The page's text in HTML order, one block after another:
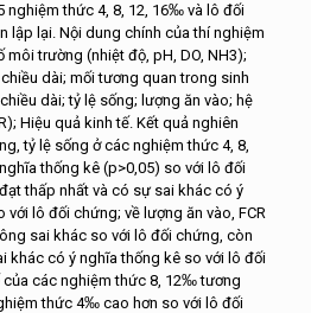
nghiệm thức 4, 8, 12, 16‰ và lô đối
lập lại. Nội dung chính của thí nghiệm
môi trường (nhiệt độ, pH, DO, NH3);
dài; mối tương quan trong sinh
dài; tỷ lệ sống; lượng ăn vào; hệ
Hiệu quả kinh tế. Kết quả nghiên
tỷ lệ sống ở các nghiệm thức 4, 8,
thống kê (p>0,05) so với lô đối
thấp nhất và có sự sai khác có ý
lô đối chứng; về lượng ăn vào, FCR
sai khác so với lô đối chứng, còn
khác có ý nghĩa thống kê so với lô đối
của các nghiệm thức 8, 12‰ tương
thức 4‰ cao hơn so với lô đối